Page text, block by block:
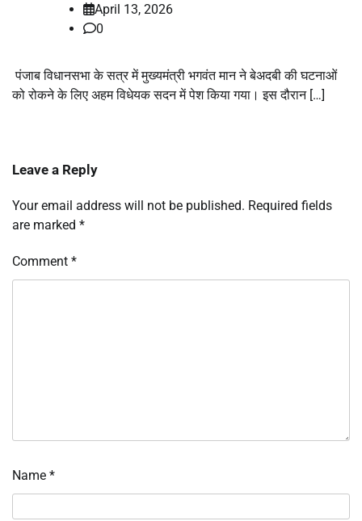
April 13, 2026
0
पंजाब विधानसभा के सत्र में मुख्यमंत्री भगवंत मान ने बेअदबी की घटनाओं
को रोकने के लिए अहम विधेयक सदन में पेश किया गया। इस दौरान […]
Leave a Reply
Your email address will not be published. Required fields
are marked *
Comment *
Name *